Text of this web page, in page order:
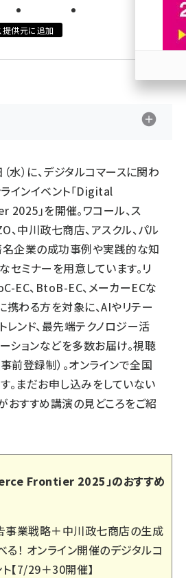
提供元に追加
水）に、デジタルコマースに関わ
インイベント「Digital
」を開催。ワコール、ス
、中川政七商店、アスクル、パル
名企業の成功事例や実践的な知
セミナーを用意しています。リ
EC、BtoB-EC、メーカーECな
携わる方を対象に、AIやリテー
レンド、最先端テクノロジー活
ションなどを多数お届け。視聴
前登録制）。オンラインで全国
。まだお申し込みをしていない
おすすめ講演の見どころをご紹
Frontier 2025」のおすすめ
事業戦略＋中川政七商店の生成
！ オンライン開催のデジタルコ
【7/29＋30開催】
参